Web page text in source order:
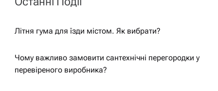
Літня гума для їзди містом. Як вибрати?
Чому важливо замовити сантехнічні перегородки у
перевіреного виробника?